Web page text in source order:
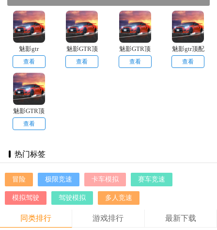
兰博基尼等真实超跑，在动态天气的迪拜、东京等城市狂飙。
独创 “魅影模式” ——车辆高速行驶时会触发幻影尾焰，搭配
ASMR级引擎声浪沉浸感爆表！
魅影gtr
查看
魅影GTR顶
配版手机版
查看
魅影GTR顶
配版正版
查看
魅影gtr顶配
版安卓版
查看
魅影GTR顶
配版
查看
热门标签
冒险 极限竞速 卡车模拟 赛车竞速
模拟驾驶 驾驶模拟 多人竞速
同类排行 游戏排行 最新下载